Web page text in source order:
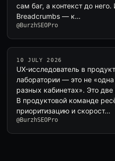
сам баг, а контекст до
Breadcrumbs — к…
@BurzhSEOPro
10 JULY 2026
UX-исследователь в
лаборатории — это не
разных кабинетах». Это
В продуктовой команде
приоритизацию и скорост…
@BurzhSEOPro